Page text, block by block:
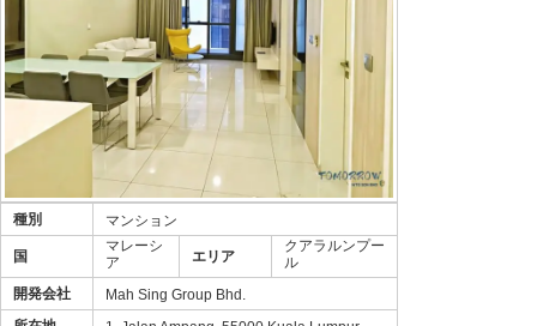
種別 マンション
国
マレーシ
ア
エリア
クアラルンプー
ル
開発会社
Mah Sing Group Bhd.